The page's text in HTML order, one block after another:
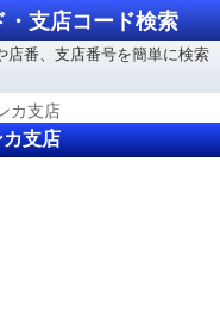
支店コード検索
店番、支店番号を簡単に検索
カ支店
支店